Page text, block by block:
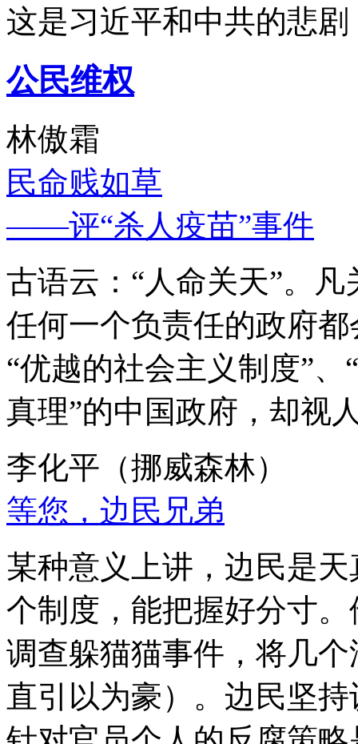
这是习近平和中共的悲
公民维权
林傲霜
民命贱如草
——评“杀人疫苗”事件
古语云：“人命关天”。
任何一个负责任的政府
“优越的社会主义制度”
真理”的中国政府，却视
李化平（挪威森林）
等您，边民兄弟
某种意义上讲，边民是
个制度，能把握好分寸
调查躲猫猫事件，将几
直引以为豪）。边民坚